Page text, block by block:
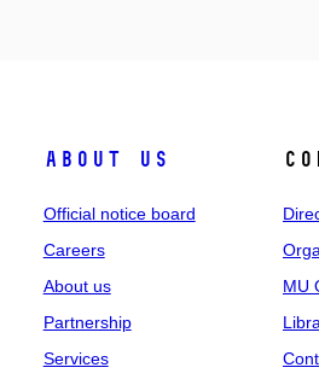
About us
Official notice board
Careers
About us
Partnership
Services
MU